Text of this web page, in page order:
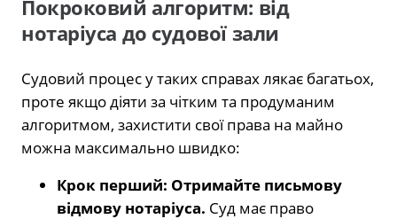
Покроковий алгоритм: від
нотаріуса до судової зали
Судовий процес у таких справах лякає багатьох,
проте якщо діяти за чітким та продуманим
алгоритмом, захистити свої права на майно
можна максимально швидко:
Крок перший: Отримайте письмову
відмову нотаріуса. Суд має право